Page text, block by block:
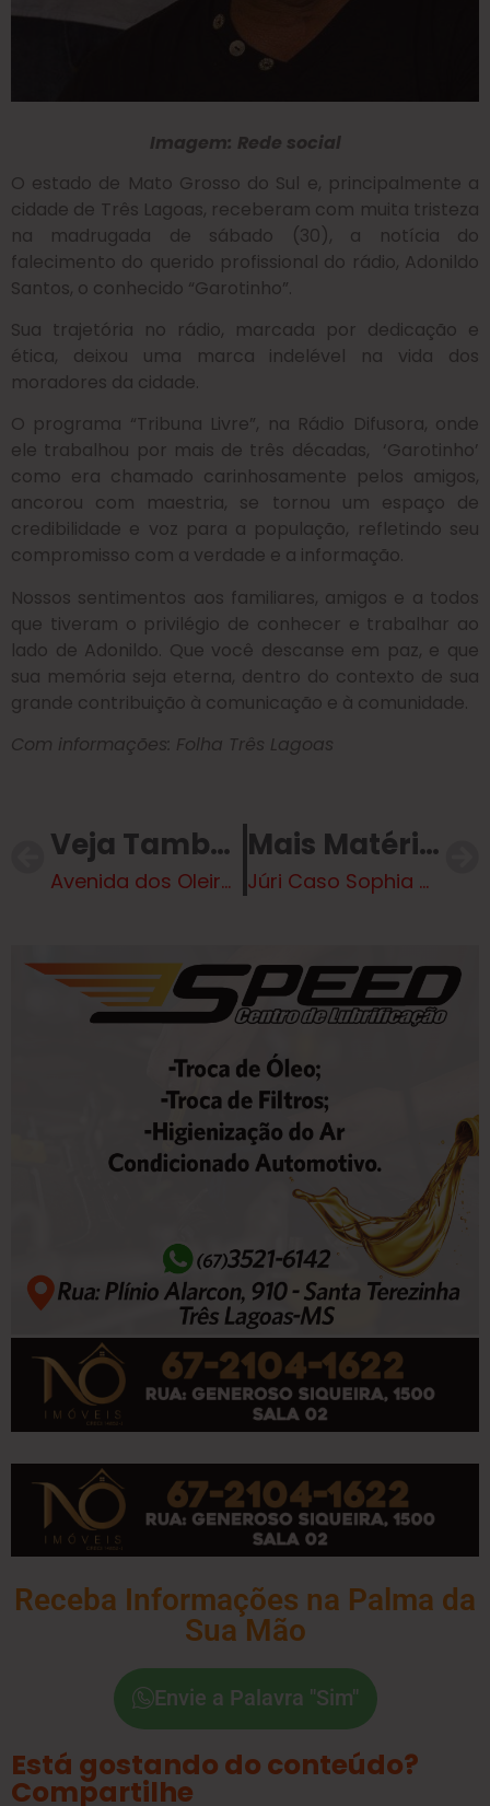
Imagem: Rede social
O estado de Mato Grosso do Sul e, principalmente a
cidade de Três Lagoas, receberam com muita tristeza
na madrugada de sábado (30), a notícia do
falecimento do querido profissional do rádio, Adonildo
Santos, o conhecido “Garotinho”.
Sua trajetória no rádio, marcada por dedicação e
ética, deixou uma marca indelével na vida dos
moradores da cidade.
O programa “Tribuna Livre”, na Rádio Difusora, onde
ele trabalhou por mais de três décadas, ‘Garotinho’
como era chamado carinhosamente pelos amigos,
ancorou com maestria, se tornou um espaço de
credibilidade e voz para a população, refletindo seu
compromisso com a verdade e a informação.
Nossos sentimentos aos familiares, amigos e a todos
que tiveram o privilégio de conhecer e trabalhar ao
lado de Adonildo. Que você descanse em paz, e que
sua memória seja eterna, dentro do contexto de sua
grande contribuição à comunicação e à comunidade.
Com informações: Folha Três Lagoas
Veja Também
Avenida dos Oleiros, na segunda lagoa, recebe iluminação em LED
Mais Matérias
Júri Caso Sophia – nos próximos dias, 4 e 5 de dezembro, pela 2ª Vara do Tribunal do Júri de Campo Grande
Receba Informações na Palma da
Sua Mão
Envie a Palavra "Sim"
Está gostando do conteúdo?
Compartilhe